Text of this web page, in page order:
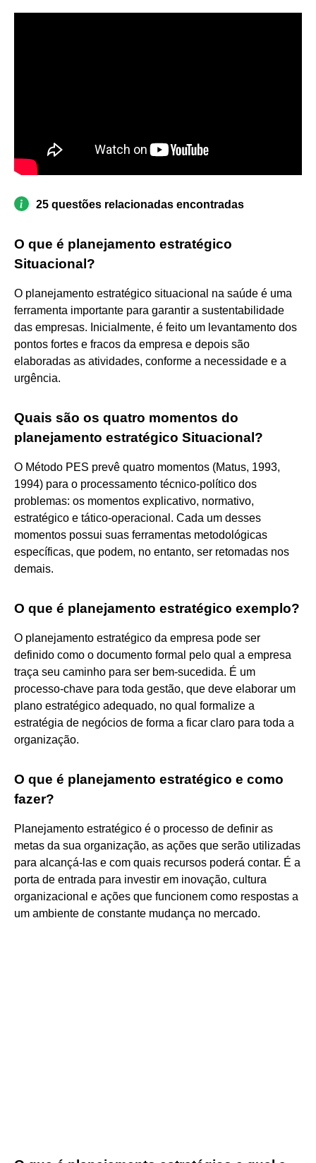
25 questões relacionadas encontradas
O que é planejamento estratégico
Situacional?
O planejamento estratégico situacional na saúde é uma
ferramenta importante para garantir a sustentabilidade
das empresas. Inicialmente, é feito um levantamento dos
pontos fortes e fracos da empresa e depois são
elaboradas as atividades, conforme a necessidade e a
urgência.
Quais são os quatro momentos do
planejamento estratégico Situacional?
O Método PES prevê quatro momentos (Matus, 1993,
1994) para o processamento técnico-político dos
problemas: os momentos explicativo, normativo,
estratégico e tático-operacional. Cada um desses
momentos possui suas ferramentas metodológicas
específicas, que podem, no entanto, ser retomadas nos
demais.
O que é planejamento estratégico exemplo?
O planejamento estratégico da empresa pode ser
definido como o documento formal pelo qual a empresa
traça seu caminho para ser bem-sucedida. É um
processo-chave para toda gestão, que deve elaborar um
plano estratégico adequado, no qual formalize a
estratégia de negócios de forma a ficar claro para toda a
organização.
O que é planejamento estratégico e como
fazer?
Planejamento estratégico é o processo de definir as
metas da sua organização, as ações que serão utilizadas
para alcançá-las e com quais recursos poderá contar. É a
porta de entrada para investir em inovação, cultura
organizacional e ações que funcionem como respostas a
um ambiente de constante mudança no mercado.